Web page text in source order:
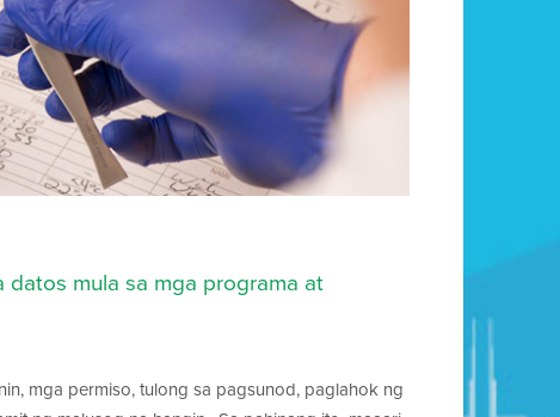
mula sa mga programa at
mga permiso, tulong sa pagsunod, paglahok ng